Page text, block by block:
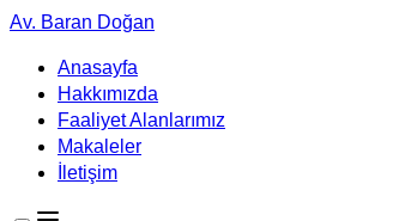
Av. Baran Doğan
Anasayfa
Hakkımızda
Faaliyet Alanlarımız
Makaleler
İletişim